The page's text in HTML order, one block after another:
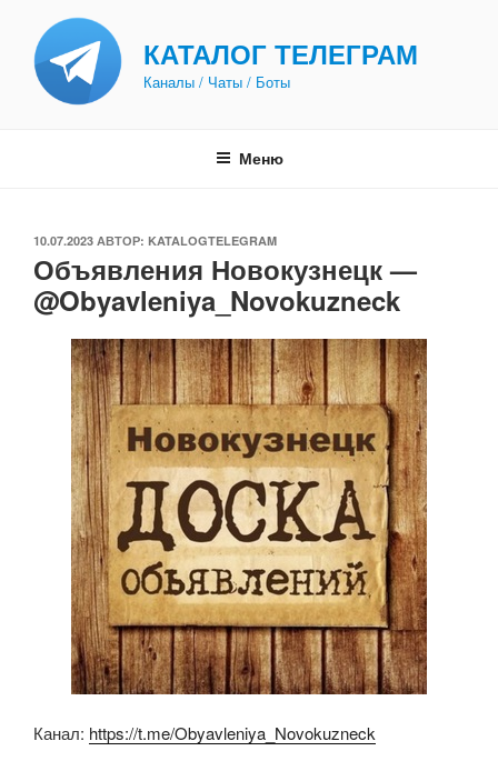
содержимому
КАТАЛОГ ТЕЛЕГРАМ
Каналы / Чаты / Боты
Меню
ОПУБЛИКОВАНО
10.07.2023 АВТОР: KATALOGTELEGRAM
Объявления Новокузнецк —
@Obyavleniya_Novokuzneck
Канал: https://t.me/Obyavleniya_Novokuzneck